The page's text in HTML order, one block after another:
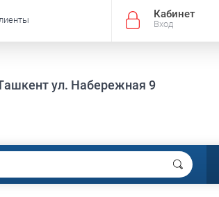
Кабинет
Вход
ул. Набережная 9